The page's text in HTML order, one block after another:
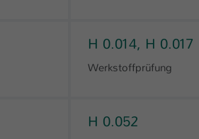
H 0.014, H 0.017
Werkstoffprüfung
H 0.052